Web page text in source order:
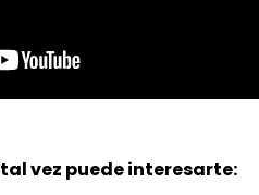
vez puede interesarte: